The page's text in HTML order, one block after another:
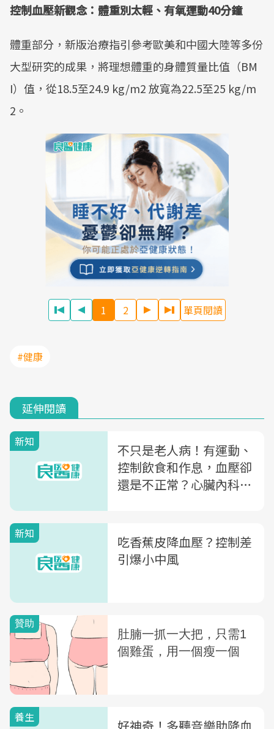
控制血壓新觀念：體重別太輕、有氧運動40分鐘
體重部分，新版治療指引參考歐美和中國大陸等多份
大型研究的成果，將理想體重的身體質量比值（BM
I）值，從18.5至24.9 kg/m2 放寬為22.5至25 kg/m
2。
1 2 單頁閱讀
#健康
延伸閱讀
新知
不只是老人病！有運動、
控制飲食和作息，血壓卻
還是不正常？心臟內科醫
新知
吃香蕉皮降血壓？控制差
引爆小中風
養生